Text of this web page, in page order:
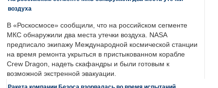
воздуха
В «Роскосмосе» сообщили, что на российском сегменте
МКС обнаружили два места утечки воздуха. NASA
предписало экипажу Международной космической станции
на время ремонта укрыться в пристыкованном корабле
Crew Dragon, надеть скафандры и были готовым к
возможной экстренной эвакуации.